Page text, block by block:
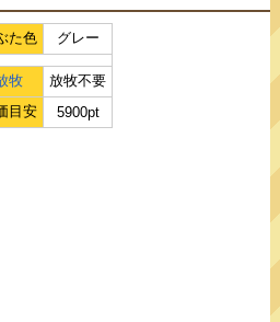
た色 グレー
牧
放牧不要
目安 5900pt